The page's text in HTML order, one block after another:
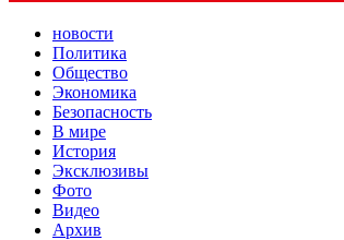
новости
Политика
Общество
Экономика
Безопасность
В мире
История
Эксклюзивы
Фото
Видео
Архив